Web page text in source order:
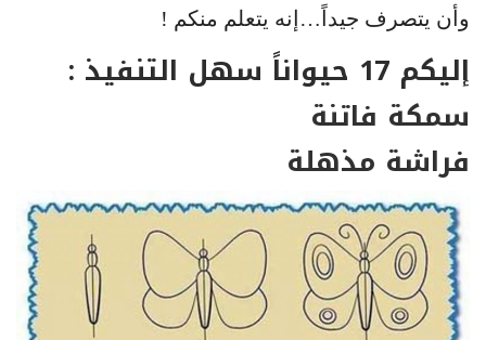
وأن يتصرف جيداً…إنه يتعلم منكم !
إليكم 17 حيواناً سهل التنفيذ :
سمكة فاتنة
فراشة مذهلة